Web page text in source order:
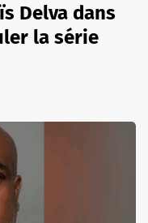
Delva dans
la série